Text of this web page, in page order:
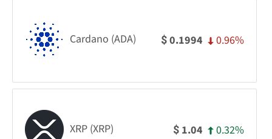
Cardano (ADA) $0.1994 0.96%
XRP (XRP) $ 1.04 0.32%